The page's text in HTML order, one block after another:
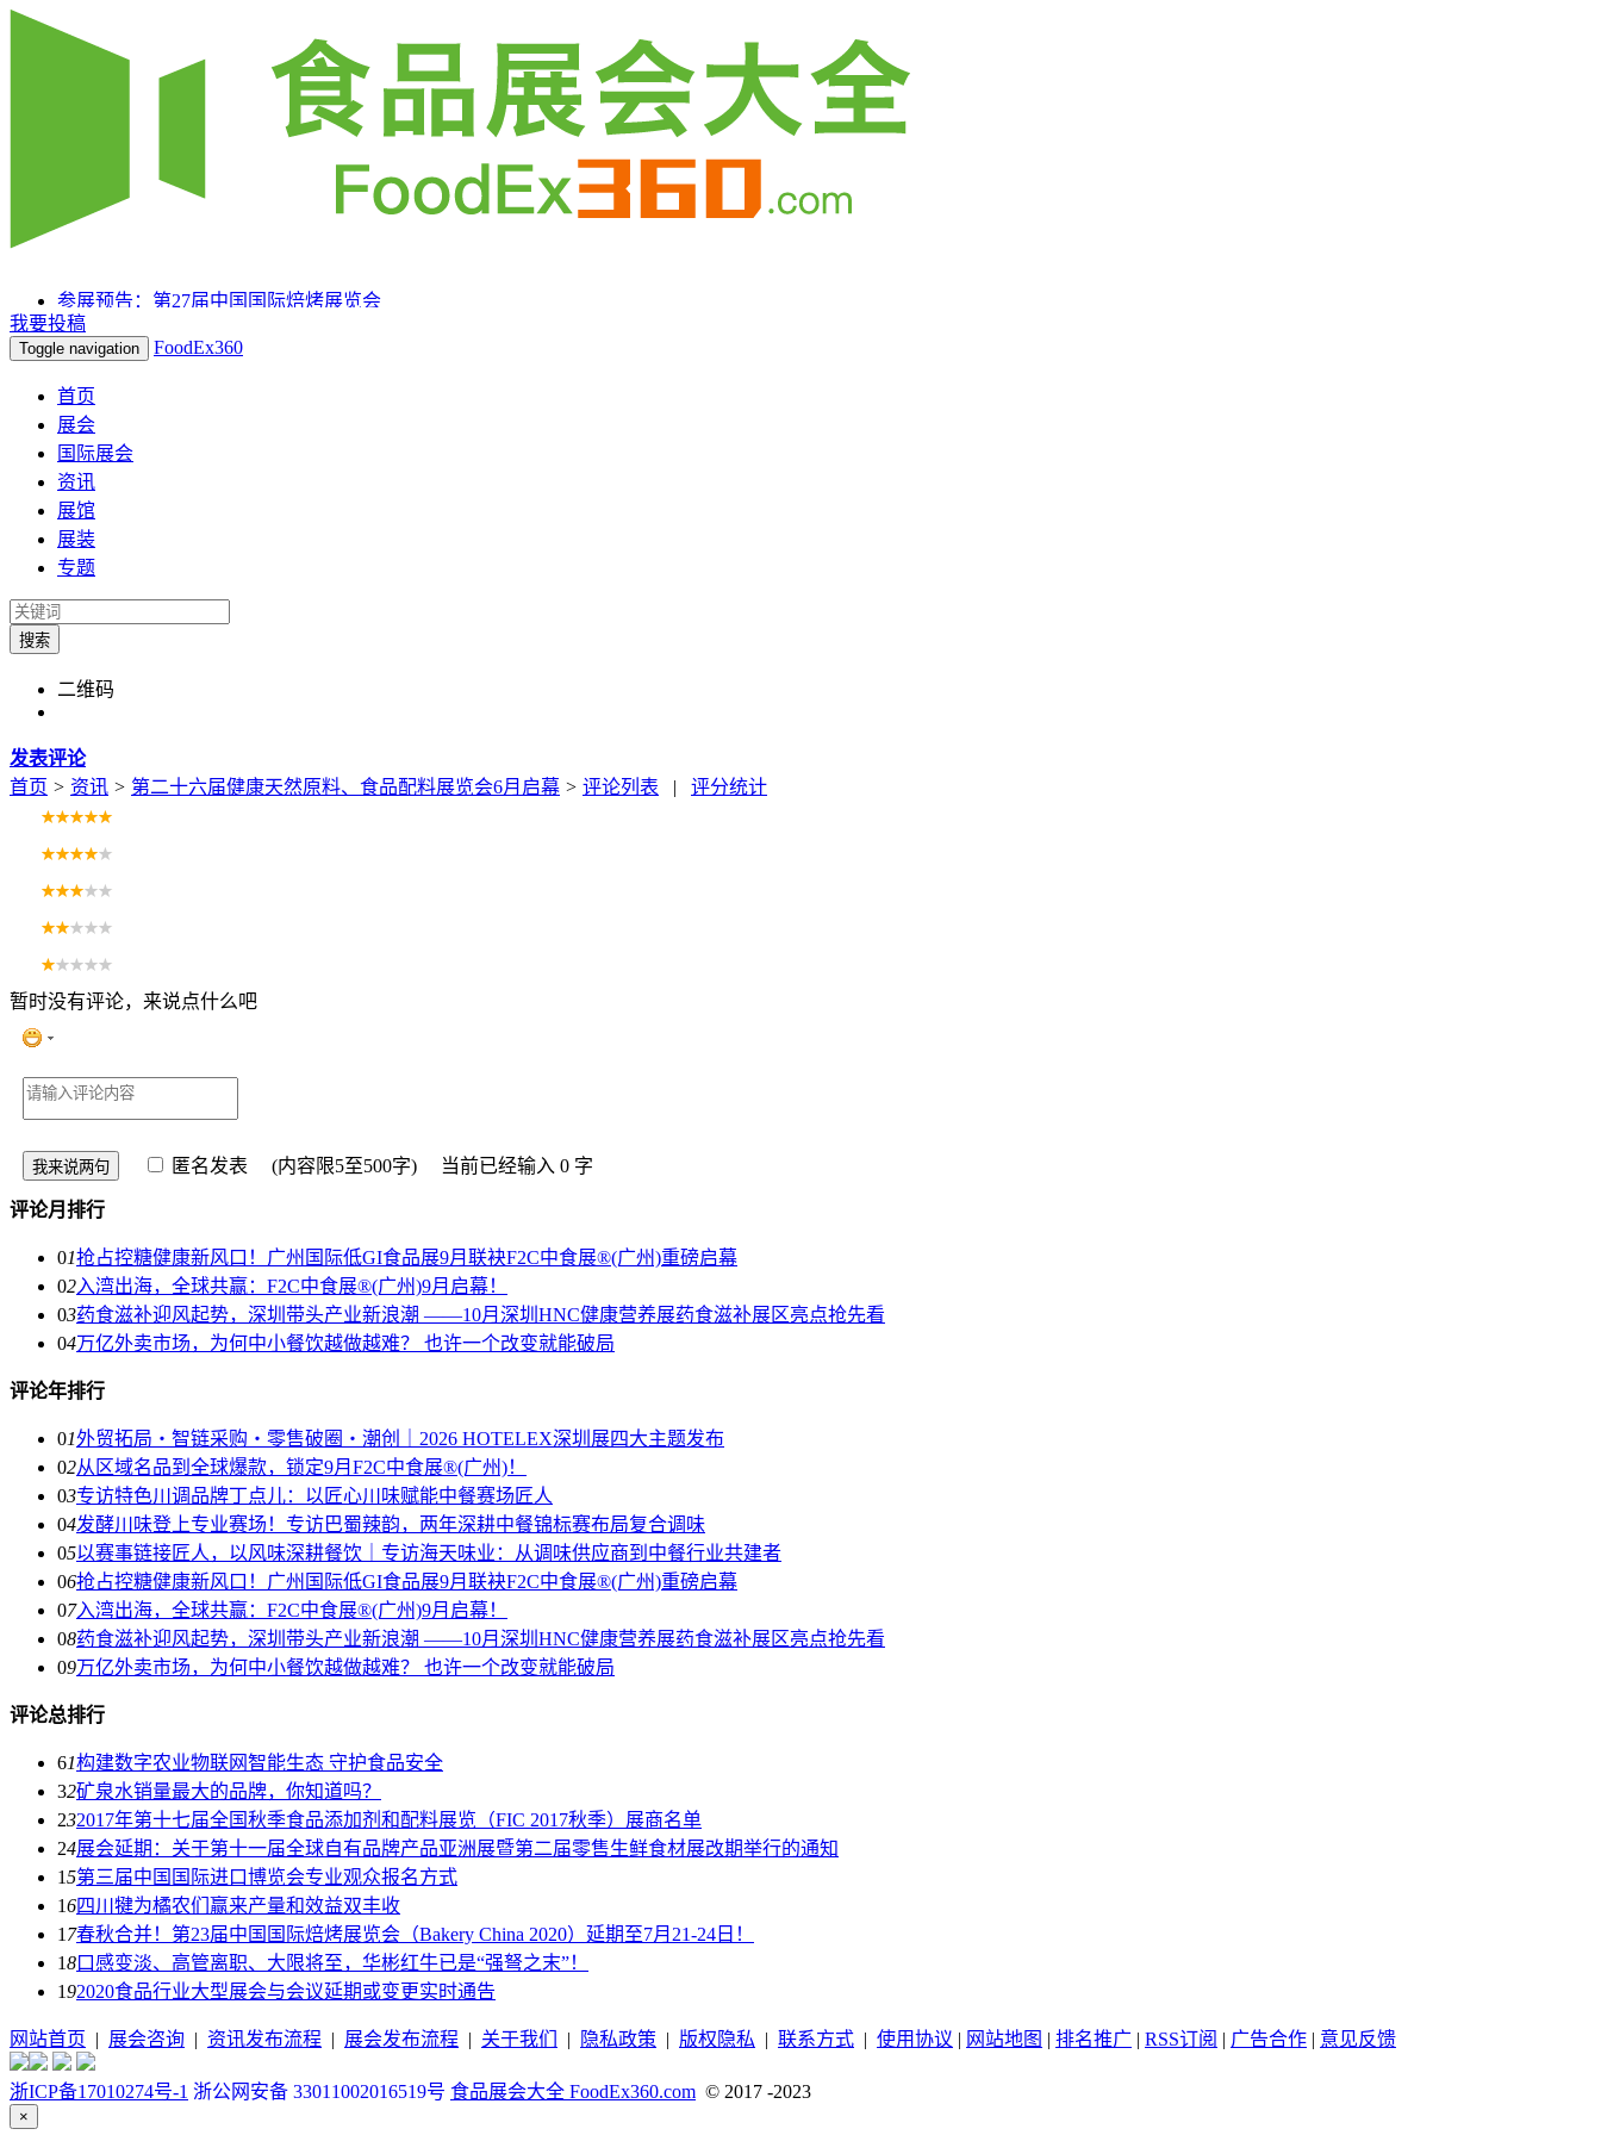
参展预告：第27届中国国际焙烤展览会
参展预告：SIAL 西雅国际食品和饮料展览会（上海）
参展预告：2025HOTELEX上海国际酒店及餐饮业博览会
我要投稿
Toggle navigation FoodEx360
首页
展会
国际展会
资讯
展馆
展装
专题
搜索
二维码
发表评论
首页 > 资讯 > 第二十六届健康天然原料、食品配料展览会6月启幕 > 评论列表 | 评分统计
暂时没有评论，来说点什么吧
匿名发表 (内容限5至500字) 当前已经输入 0 字
评论月排行
01抢占控糖健康新风口！广州国际低GI食品展9月联袂F2C中食展®(广州)重磅启幕
02入湾出海，全球共赢：F2C中食展®(广州)9月启幕！
03药食滋补迎风起势，深圳带头产业新浪潮 ——10月深圳HNC健康营养展药食滋补展区亮点抢先看
04万亿外卖市场，为何中小餐饮越做越难？ 也许一个改变就能破局
评论年排行
01外贸拓局・智链采购・零售破圈・潮创｜2026 HOTELEX深圳展四大主题发布
02从区域名品到全球爆款，锁定9月F2C中食展®(广州)！
03专访特色川调品牌丁点儿：以匠心川味赋能中餐赛场匠人
04发酵川味登上专业赛场！专访巴蜀辣韵，两年深耕中餐锦标赛布局复合调味
05以赛事链接匠人，以风味深耕餐饮｜专访海天味业：从调味供应商到中餐行业共建者
06抢占控糖健康新风口！广州国际低GI食品展9月联袂F2C中食展®(广州)重磅启幕
07入湾出海，全球共赢：F2C中食展®(广州)9月启幕！
08药食滋补迎风起势，深圳带头产业新浪潮 ——10月深圳HNC健康营养展药食滋补展区亮点抢先看
09万亿外卖市场，为何中小餐饮越做越难？ 也许一个改变就能破局
评论总排行
61构建数字农业物联网智能生态 守护食品安全
32矿泉水销量最大的品牌，你知道吗？
232017年第十七届全国秋季食品添加剂和配料展览（FIC 2017秋季）展商名单
24展会延期：关于第十一届全球自有品牌产品亚洲展暨第二届零售生鲜食材展改期举行的通知
15第三届中国国际进口博览会专业观众报名方式
16四川犍为橘农们赢来产量和效益双丰收
1 7春秋合并！第23届中国国际焙烤展览会（Bakery China 2020）延期至7月21-24日！
18口感变淡、高管离职、大限将至，华彬红牛已是“强弩之末”！
192020食品行业大型展会与会议延期或变更实时通告
网站首页 | 展会咨询 | 资讯发布流程 | 展会发布流程 | 关于我们 | 隐私政策 | 版权隐私 | 联系方式 | 使用协议 | 网站地图 | 排名推广 | RSS订阅 | 广告合作 | 意见反馈
浙ICP备17010274号-1 浙公网安备 33011002016519号 食品展会大全 FoodEx360.com © 2017 -2023
×